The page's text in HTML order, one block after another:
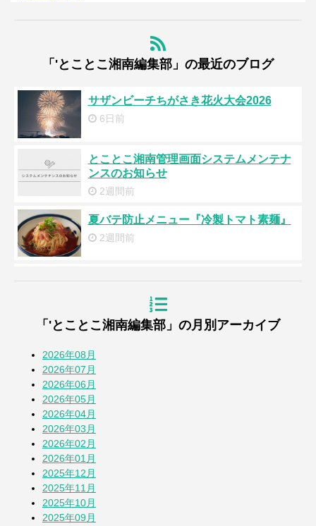
「'とことこ湘南編集部」の最近のブログ
サザンビーチちがさき花火大会2026
6日前
とことこ湘南管理画面システムメンテナ
ンスのお知らせ
2週間前
夏バテ防止メニュー『冷製トマト素麺』
2週間前
『道の駅湘南ちがさき』周年祭
【とことこblog】第108回全国高校野球選
手権 神奈川大会
七夕2026
蚕(かいこ)が繭になるまでの授業
「'とことこ湘南編集部」の月別アーカイブ
2026年08月
2026年07月
2026年06月
2026年05月
2026年04月
2026年03月
2026年02月
2026年01月
2025年12月
2025年11月
2025年10月
2025年09月